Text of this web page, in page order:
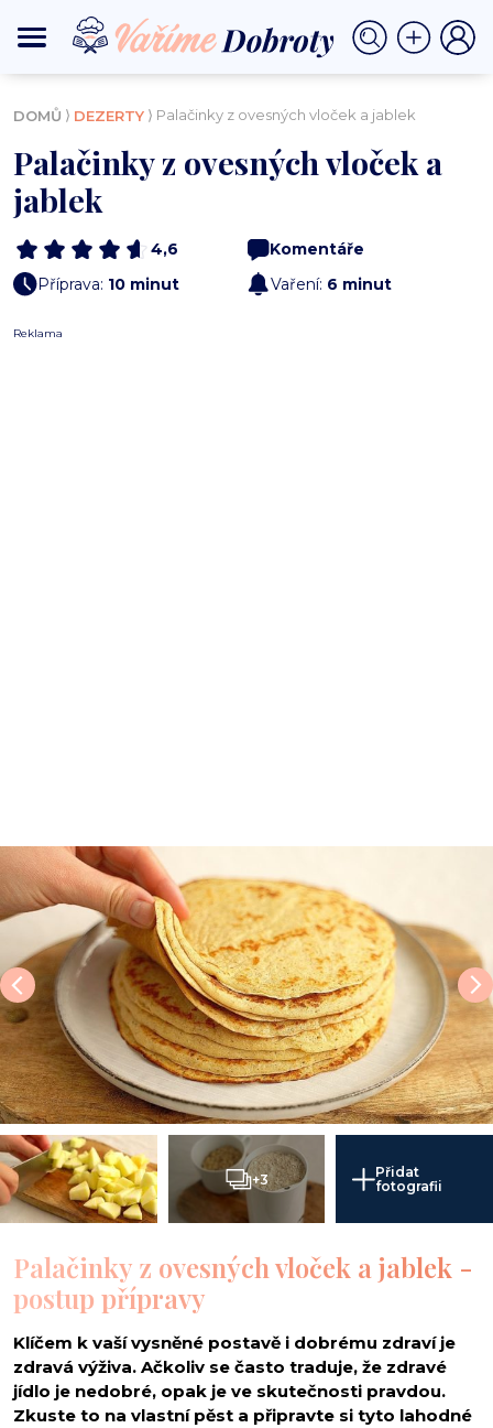
DOMŮ ⟩ DEZERTY ⟩ Palačinky z ovesných vloček a jablek
Palačinky z ovesných vloček a
jablek
4,6
Komentáře
Příprava: 10 minut Vaření: 6 minut
Reklama
+3
Přidat
fotografii
Palačinky z ovesných vloček a jablek -
postup přípravy
Klíčem k vaší vysněné postavě i dobrému zdraví je
zdravá výživa. Ačkoliv se často traduje, že zdravé
jídlo je nedobré, opak je ve skutečnosti pravdou.
Zkuste to na vlastní pěst a připravte si tyto lahodné